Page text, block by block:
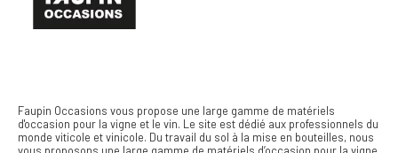
Faupin Occasions vous propose une large gamme de matériels
d'occasion pour la vigne et le vin. Le site est dédié aux professionnels du
monde viticole et vinicole. Du travail du sol à la mise en bouteilles, nous